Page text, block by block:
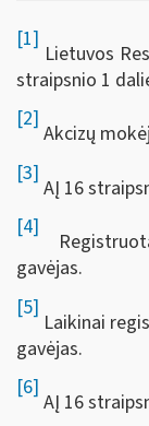
[1]
Lietuvos
straipsnio 1
[2]
Akcizų
[3]
AĮ 16
[4]
gavėjas.
[5]
Laikinai
gavėjas.
[6]
AĮ 16